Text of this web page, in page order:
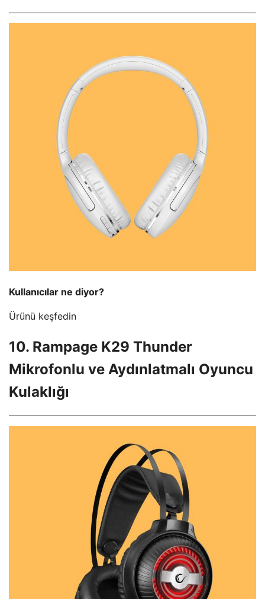
Kullanıcılar ne diyor?
Ürünü keşfedin
10. Rampage K29 Thunder
Mikrofonlu ve Aydınlatmalı Oyuncu
Kulaklığı